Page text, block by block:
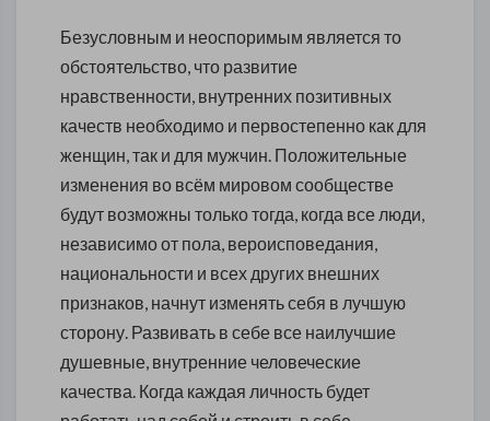
Безусловным и неоспоримым является то
обстоятельство, что развитие
нравственности, внутренних позитивных
качеств необходимо и первостепенно как для
женщин, так и для мужчин. Положительные
изменения во всём мировом сообществе
будут возможны только тогда, когда все люди,
независимо от пола, вероисповедания,
национальности и всех других внешних
признаков, начнут изменять себя в лучшую
сторону. Развивать в себе все наилучшие
душевные, внутренние человеческие
качества. Когда каждая личность будет